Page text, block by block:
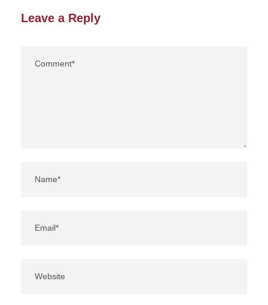
Leave a Reply